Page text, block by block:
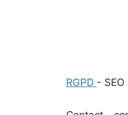
RGPD - SEO